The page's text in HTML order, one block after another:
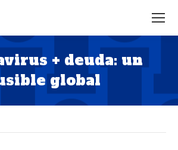
+ deuda: un
global
Estás aquí: